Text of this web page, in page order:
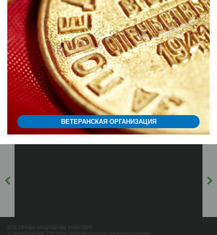
ВЕТЕРАНСКАЯ ОРГАНИЗАЦИЯ
ВСЕ ПРАВА ЗАЩИЩЕНЫ 2006-2026
© УПРАВЛЕНИЕ СПОРТА ГРОДНЕНСКОГО ОБЛИСПОЛКОМА